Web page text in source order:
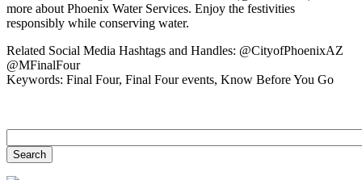
more about Phoenix Water Services. Enjoy the festivities
responsibly while conserving water.
Related Social Media Hashtags and Handles: @CityofPhoenixAZ
@MFinalFour
Keywords: Final Four, Final Four events, Know Before You Go